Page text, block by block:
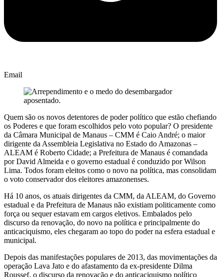
Email
Quem são os novos detentores de poder político que estão chefiando
os Poderes e que foram escolhidos pelo voto popular? O presidente
da Câmara Municipal de Manaus – CMM é Caio André; o maior
dirigente da Assembleia Legislativa no Estado do Amazonas –
ALEAM é Roberto Cidade; a Prefeitura de Manaus é comandada
por David Almeida e o governo estadual é conduzido por Wilson
Lima. Todos foram eleitos como o novo na política, mas consolidam
o voto conservador dos eleitores amazonenses.
Há 10 anos, os atuais dirigentes da CMM, da ALEAM, do Governo
estadual e da Prefeitura de Manaus não existiam politicamente como
força ou sequer estavam em cargos eletivos. Embalados pelo
discurso da renovação, do novo na política e principalmente do
anticaciquismo, eles chegaram ao topo do poder na esfera estadual e
municipal.
Depois das manifestações populares de 2013, das movimentações da
operação Lava Jato e do afastamento da ex-presidente Dilma
Roussef, o discurso da renovação e do anticaciquismo político